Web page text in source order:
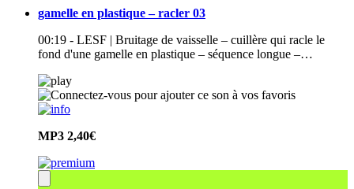
gamelle en plastique – racler 03
00:19 - LESF | Bruitage de vaisselle – cuillère qui racle le
fond d'une gamelle en plastique – séquence longue –…
MP3 2,40€